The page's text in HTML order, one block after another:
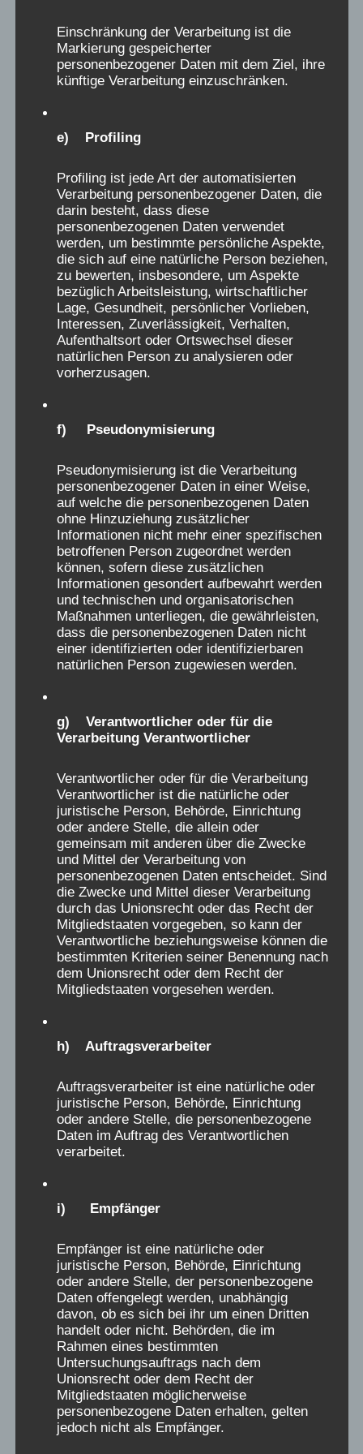
nachzugehen und genaueste Analyse zu
betreiben.
Anja Röhl, Christiane Dienel
, dem wissenschaftlichen Begleitverein der
N
a
v
i
g
o
n
d
e
r
G
ä
s
t
e
c
h
i
s
t
e
1 2 3 4 5 ... 37 →
Alle
2881 Einträge
Sabine Müller-Ebbersaus Schwelm schrieb
29.07.2026
Zeitraum (Jahr):Ca 1959/1960
Heimweh, Zwang zum Essen, Machtkämpfe
unter Kindern, Demütigungen, Postzensur: im
Einzelnen:
Heimweh war schrecklich, sechs Wochen
unüberschaubar! Tagesstruktur trostlos,
verbunden mit Ungewohntem Essen, mit
Mengen, die ich nicht gewohnt war, deren
Zusammensetzung und Präsentation ich als
ekelhaft empfand (gekochte Milchprodukte
mit Haut, ungewohnte und penetrante
Gerüche, wenig Getränke). Während des
täglichen Spaziergangs gab es eine Pause, in
der mussten ein Rosinenbrötchen und ein
nicht zu bewältigende Menge.
Abends gab es regelmäßig Milchsuppen, die
ich ekelhaft fand. Diese mussten verzehrt
werden. Wer sie erbrach, musste trotzdem
aufessen, was ich als Folter empfand! Ein
Mädchen revoltierte dagegen und bekam
auch eine Strafe. Die Schlafräume waren
belegt mit 4-5 Mädchen, die untereinander
Machtkämpfe austrugen. Es gab keine
pädagogische Betreuung oder Hilfen.Die
B. mit Wäsche. Diese wurde dann
untereinander verteilt, z. B. Schlafwäsche. Der
gemacht.
Die Gesamtatmosphäre einschließlich der
Gerüche begleitet mich bis heute, wenngleich
meine Erlebnisse weit entfernt sind von
vielen, die ich hier lesen konnte . Als
ausgebildete Pädagogin weiß ich, dass uns
begleiten werden. Diese Initiative als
Organisation kann indes dazu beitragen,
Erlebtes nochmals zu reflektieren und zu
bearbeiten. Ich danke für diese Gelegenheit!
Sabine Müller-Ebbers
Claudia Försteraus Bonn schrieb am
26.07.2026
Verschickungsheim:Kinderheilstätte Aprath in
Wülfrath
Einschränkung der Verarbeitung ist die
Markierung gespeicherter
personenbezogener Daten mit dem Ziel, ihre
künftige Verarbeitung einzuschränken.
e) Profiling
Profiling ist jede Art der automatisierten
Verarbeitung personenbezogener Daten, die
darin besteht, dass diese
personenbezogenen Daten verwendet
werden, um bestimmte persönliche Aspekte,
die sich auf eine natürliche Person beziehen,
zu bewerten, insbesondere, um Aspekte
bezüglich Arbeitsleistung, wirtschaftlicher
Lage, Gesundheit, persönlicher Vorlieben,
Interessen, Zuverlässigkeit, Verhalten,
Aufenthaltsort oder Ortswechsel dieser
natürlichen Person zu analysieren oder
vorherzusagen.
f) Pseudonymisierung
Pseudonymisierung ist die Verarbeitung
personenbezogener Daten in einer Weise,
auf welche die personenbezogenen Daten
ohne Hinzuziehung zusätzlicher
Informationen nicht mehr einer spezifischen
betroffenen Person zugeordnet werden
können, sofern diese zusätzlichen
Informationen gesondert aufbewahrt werden
und technischen und organisatorischen
Maßnahmen unterliegen, die gewährleisten,
dass die personenbezogenen Daten nicht
einer identifizierten oder identifizierbaren
natürlichen Person zugewiesen werden.
g) Verantwortlicher oder für die
Verarbeitung Verantwortlicher
Verantwortlicher oder für die Verarbeitung
Verantwortlicher ist die natürliche oder
juristische Person, Behörde, Einrichtung
oder andere Stelle, die allein oder
gemeinsam mit anderen über die Zwecke
und Mittel der Verarbeitung von
personenbezogenen Daten entscheidet. Sind
die Zwecke und Mittel dieser Verarbeitung
durch das Unionsrecht oder das Recht der
Mitgliedstaaten vorgegeben, so kann der
Verantwortliche beziehungsweise können die
bestimmten Kriterien seiner Benennung nach
dem Unionsrecht oder dem Recht der
Mitgliedstaaten vorgesehen werden.
h) Auftragsverarbeiter
Auftragsverarbeiter ist eine natürliche oder
juristische Person, Behörde, Einrichtung
oder andere Stelle, die personenbezogene
Daten im Auftrag des Verantwortlichen
verarbeitet.
i) Empfänger
Empfänger ist eine natürliche oder
juristische Person, Behörde, Einrichtung
oder andere Stelle, der personenbezogene
Daten offengelegt werden, unabhängig
davon, ob es sich bei ihr um einen Dritten
handelt oder nicht. Behörden, die im
Rahmen eines bestimmten
Untersuchungsauftrags nach dem
Unionsrecht oder dem Recht der
Mitgliedstaaten möglicherweise
personenbezogene Daten erhalten, gelten
jedoch nicht als Empfänger.